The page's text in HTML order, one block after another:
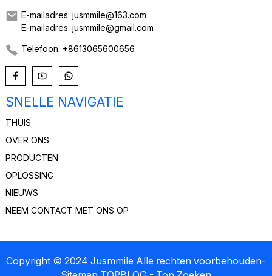
E-mailadres: jusmmile@163.com
E-mailadres: jusmmile@gmail.com
Telefoon: +8613065600656
SNELLE NAVIGATIE
THUIS
OVER ONS
PRODUCTEN
OPLOSSING
NIEUWS
NEEM CONTACT MET ONS OP
Copyright © 2024 Jusmmile Alle rechten voorbehouden-